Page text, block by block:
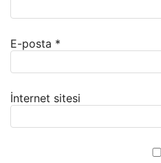
E-posta *
İnternet sitesi